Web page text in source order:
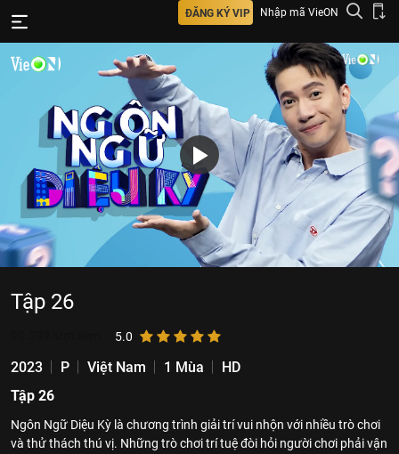
ĐĂNG KÝ VIP Nhập mã VieON
Tập 26
5.0
2023 P Việt Nam 1 Mùa
HD
Tập 26
Ngôn Ngữ Diệu Kỳ là chương trình giải trí vui nhộn với nhiều trò chơi
và thử thách thú vị. Những trò chơi trí tuệ đòi hỏi người chơi phải vận